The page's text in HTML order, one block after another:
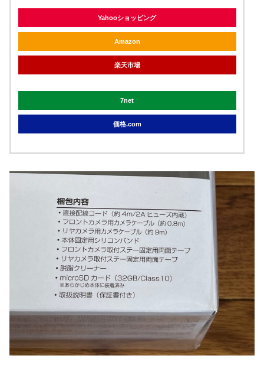
Yahooショッピング
Amazon
楽天市場
7net
価格.com